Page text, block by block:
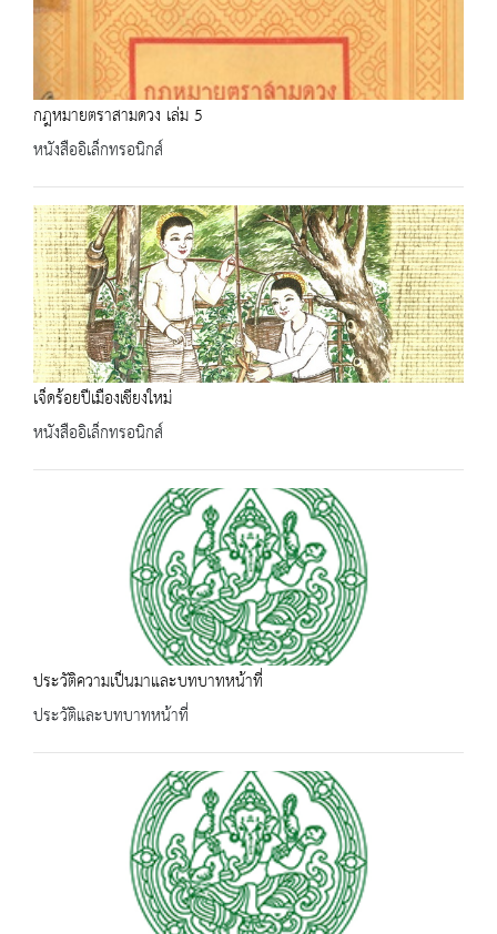
กฎหมายตราสามดวง เล่ม 5
หนังสืออิเล็กทรอนิกส์
เจ็ดร้อยปีเมืองเชียงใหม่
หนังสืออิเล็กทรอนิกส์
ประวัติความเป็นมาและบทบาทหน้าที่
ประวัติและบทบาทหน้าที่